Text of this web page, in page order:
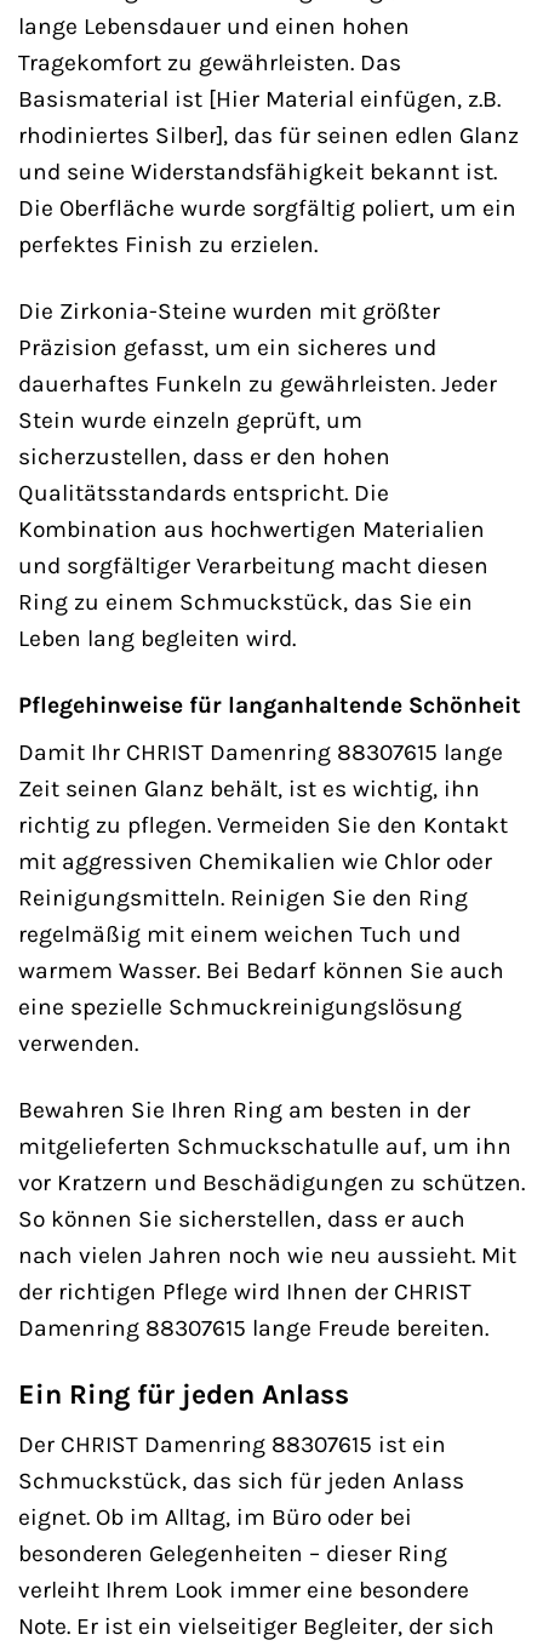
lange Lebensdauer und einen hohen
Tragekomfort zu gewährleisten. Das
Basismaterial ist [Hier Material einfügen, z.B.
rhodiniertes Silber], das für seinen edlen Glanz
und seine Widerstandsfähigkeit bekannt ist.
Die Oberfläche wurde sorgfältig poliert, um ein
perfektes Finish zu erzielen.
Die Zirkonia-Steine wurden mit größter
Präzision gefasst, um ein sicheres und
dauerhaftes Funkeln zu gewährleisten. Jeder
Stein wurde einzeln geprüft, um
sicherzustellen, dass er den hohen
Qualitätsstandards entspricht. Die
Kombination aus hochwertigen Materialien
und sorgfältiger Verarbeitung macht diesen
Ring zu einem Schmuckstück, das Sie ein
Leben lang begleiten wird.
Pflegehinweise für langanhaltende Schönheit
Damit Ihr CHRIST Damenring 88307615 lange
Zeit seinen Glanz behält, ist es wichtig, ihn
richtig zu pflegen. Vermeiden Sie den Kontakt
mit aggressiven Chemikalien wie Chlor oder
Reinigungsmitteln. Reinigen Sie den Ring
regelmäßig mit einem weichen Tuch und
warmem Wasser. Bei Bedarf können Sie auch
eine spezielle Schmuckreinigungslösung
verwenden.
Bewahren Sie Ihren Ring am besten in der
mitgelieferten Schmuckschatulle auf, um ihn
vor Kratzern und Beschädigungen zu schützen.
So können Sie sicherstellen, dass er auch
nach vielen Jahren noch wie neu aussieht. Mit
der richtigen Pflege wird Ihnen der CHRIST
Damenring 88307615 lange Freude bereiten.
Ein Ring für jeden Anlass
Der CHRIST Damenring 88307615 ist ein
Schmuckstück, das sich für jeden Anlass
eignet. Ob im Alltag, im Büro oder bei
besonderen Gelegenheiten – dieser Ring
verleiht Ihrem Look immer eine besondere
Note. Er ist ein vielseitiger Begleiter, der sich